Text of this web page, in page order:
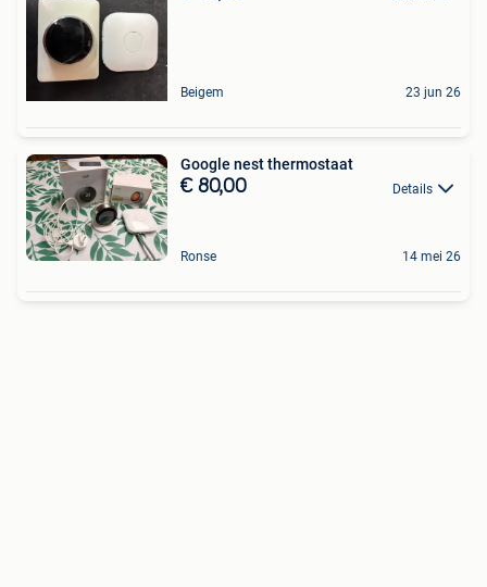
Beigem 23 jun 26
Google nest thermostaat
€ 80,00 Details
Ronse 14 mei 26